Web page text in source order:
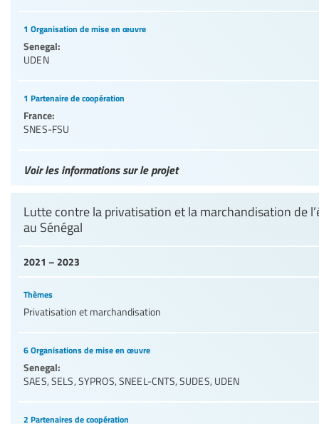
1 Organisation de mise en œuvre
Senegal:
UDEN
1 Partenaire de coopération
France:
SNES-FSU
Voir les informations sur le projet
2021 – 2023
Lutte contre la privatisation et la marchandisation de
au Sénégal
Thèmes
Privatisation et marchandisation
6 Organisations de mise en œuvre
Senegal:
SAES, SELS, SYPROS, SNEEL-CNTS, SUDES, UDEN
2 Partenaires de coopération